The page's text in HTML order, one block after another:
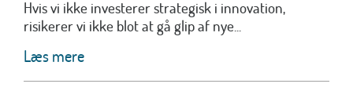
Hvis vi ikke investerer strategisk i innovation,
risikerer vi ikke blot at gå glip af nye...
Læs mere